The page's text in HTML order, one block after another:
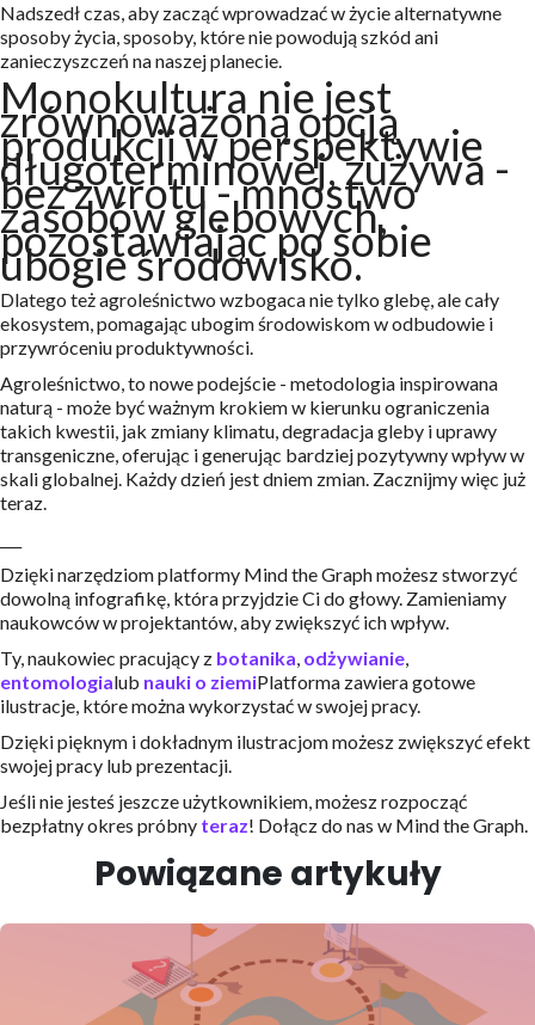
Nadszedł czas, aby zacząć wprowadzać w życie alternatywne
sposoby życia, sposoby, które nie powodują szkód ani
zanieczyszczeń na naszej planecie.
Monokultura nie jest
zrównoważoną opcją
produkcji w perspektywie
długoterminowej, zużywa -
bez zwrotu - mnóstwo
zasobów glebowych,
pozostawiając po sobie
ubogie środowisko.
Dlatego też agroleśnictwo wzbogaca nie tylko glebę, ale cały
ekosystem, pomagając ubogim środowiskom w odbudowie i
przywróceniu produktywności.
Agroleśnictwo, to nowe podejście - metodologia inspirowana
naturą - może być ważnym krokiem w kierunku ograniczenia
takich kwestii, jak zmiany klimatu, degradacja gleby i uprawy
transgeniczne, oferując i generując bardziej pozytywny wpływ w
skali globalnej. Każdy dzień jest dniem zmian. Zacznijmy więc już
teraz.
Dzięki narzędziom platformy Mind the Graph możesz stworzyć
dowolną infografikę, która przyjdzie Ci do głowy. Zamieniamy
naukowców w projektantów, aby zwiększyć ich wpływ.
Ty, naukowiec pracujący z botanika, odżywianie,
entomologialub nauki o ziemiPlatforma zawiera gotowe
ilustracje, które można wykorzystać w swojej pracy.
Dzięki pięknym i dokładnym ilustracjom możesz zwiększyć efekt
swojej pracy lub prezentacji.
Jeśli nie jesteś jeszcze użytkownikiem, możesz rozpocząć
bezpłatny okres próbny teraz! Dołącz do nas w Mind the Graph.
Powiązane artykuły